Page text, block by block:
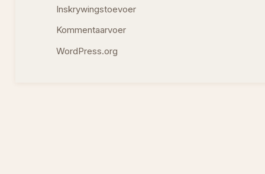
Inskrywingstoevoer
Kommentaarvoer
WordPress.org